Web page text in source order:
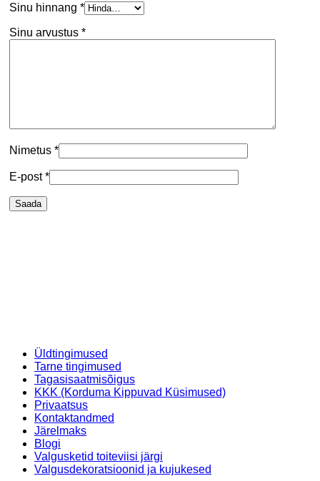
Sinu hinnang *
Sinu arvustus *
Nimetus *
E-post*
Üldtingimused
Tarne tingimused
Tagasisaatmisõigus
KKK (Korduma Kippuvad Küsimused)
Privaatsus
Kontaktandmed
Järelmaks
Blogi
Valgusketid toiteviisi järgi
Valgusdekoratsioonid ja kujukesed